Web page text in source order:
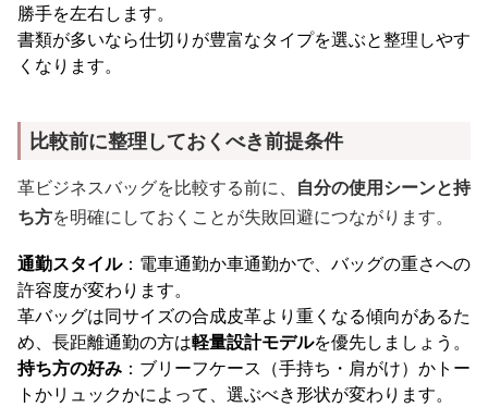
勝手を左右します。
書類が多いなら仕切りが豊富なタイプを選ぶと整理しやす
くなります。
比較前に整理しておくべき前提条件
革ビジネスバッグを比較する前に、 自分の使用シーンと持
ち方を明確にしておくことが失敗回避につながります。
通勤スタイル：電車通勤か車通勤かで、バッグの重さへの
許容度が変わります。
革バッグは同サイズの合成皮革より重くなる傾向があるた
め、長距離通勤の方は軽量設計モデルを優先しましょう。
持ち方の好み ：ブリーフケース（手持ち・肩がけ）かトー
トかリュックかによって、選ぶべき形状が変わります。